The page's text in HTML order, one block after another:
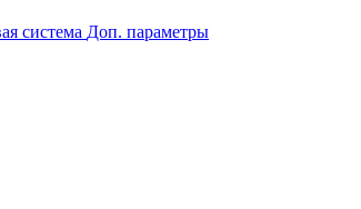
система Доп. параметры